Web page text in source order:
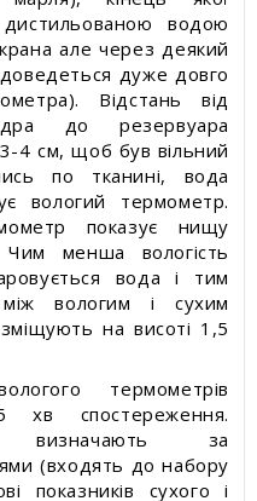
водою
але через деякий
дуже довго
Відстань від
до резервуара
4 см, щоб був вільний
по тканині, вода
вологий термометр.
показує нищу
менша вологість
вода і тим
вологим і сухим
на висоті 1,5
термометрів
хв спостереження.
визначають за
(входять до набору
показників сухого і